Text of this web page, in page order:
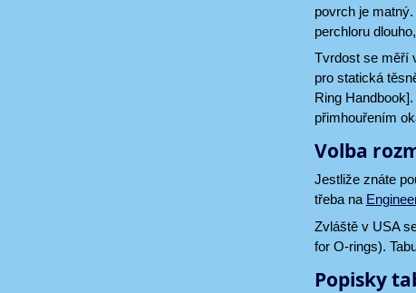
povrch je
perchloru
Tvrdost se měří
pro statická
Ring
přimhouřením
Volba
Jestliže znáte
třeba na
Zvláště v USA
for O-rings).
Popisky